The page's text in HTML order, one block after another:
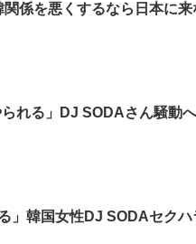
係を悪くするなら日本に来
れる」DJ SODAさん騒動
」韓国女性DJ SODAセクハ